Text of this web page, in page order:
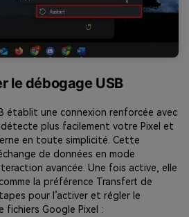
le débogage USB
établit une connexion renforcée avec
détecte plus facilement votre Pixel et
en toute simplicité. Cette
de données en mode
avancée. Une fois active, elle
la préférence Transfert de
pour l’activer et régler le
Google Pixel :